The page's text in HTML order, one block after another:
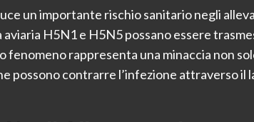
un importante rischio sanitario negli
H5N1 e H5N5 possano essere
rappresenta una minaccia non
possono contrarre l’infezione attraverso il